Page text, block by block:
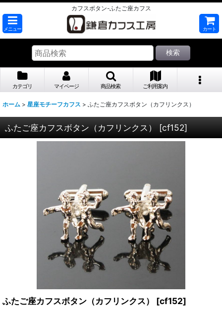
カフスボタン-ふたご座カフス
メニュー カート
検索
カテゴリ マイページ 商品検索 ご利用案内
ホーム > 星座モチーフカフス > ふたご座カフスボタン（カフリンクス）
ふたご座カフスボタン（カフリンクス） [cf152]
ふたご座カフスボタン（カフリンクス） [cf152]